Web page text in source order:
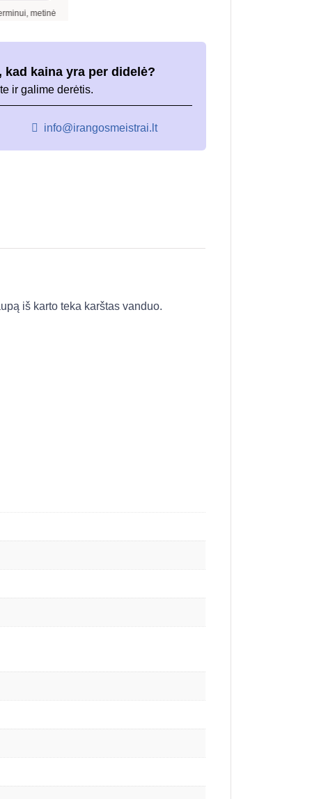
norma –
kad kaina yra per didelė?
ir galime derėtis.
info@irangosmeistrai.lt
iš karto teka karštas vanduo.